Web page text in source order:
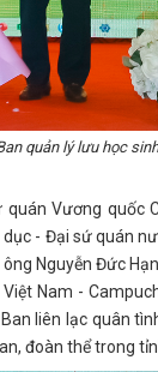
quản lý lưu học
Vương quốc
- Đại sứ quán
Nguyễn Đức
Nam -
liên lạc quân
đoàn thể trong